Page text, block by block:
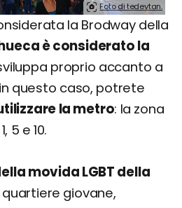
Foto di tedeytan.
la Brodway della
è considerato la
proprio accanto a
questo caso, potrete
la metro: la zona
5 e 10.
movida LGBT della
giovane,